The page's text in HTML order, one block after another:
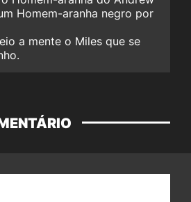
Homem-aranha negro por
a mente o Miles que se